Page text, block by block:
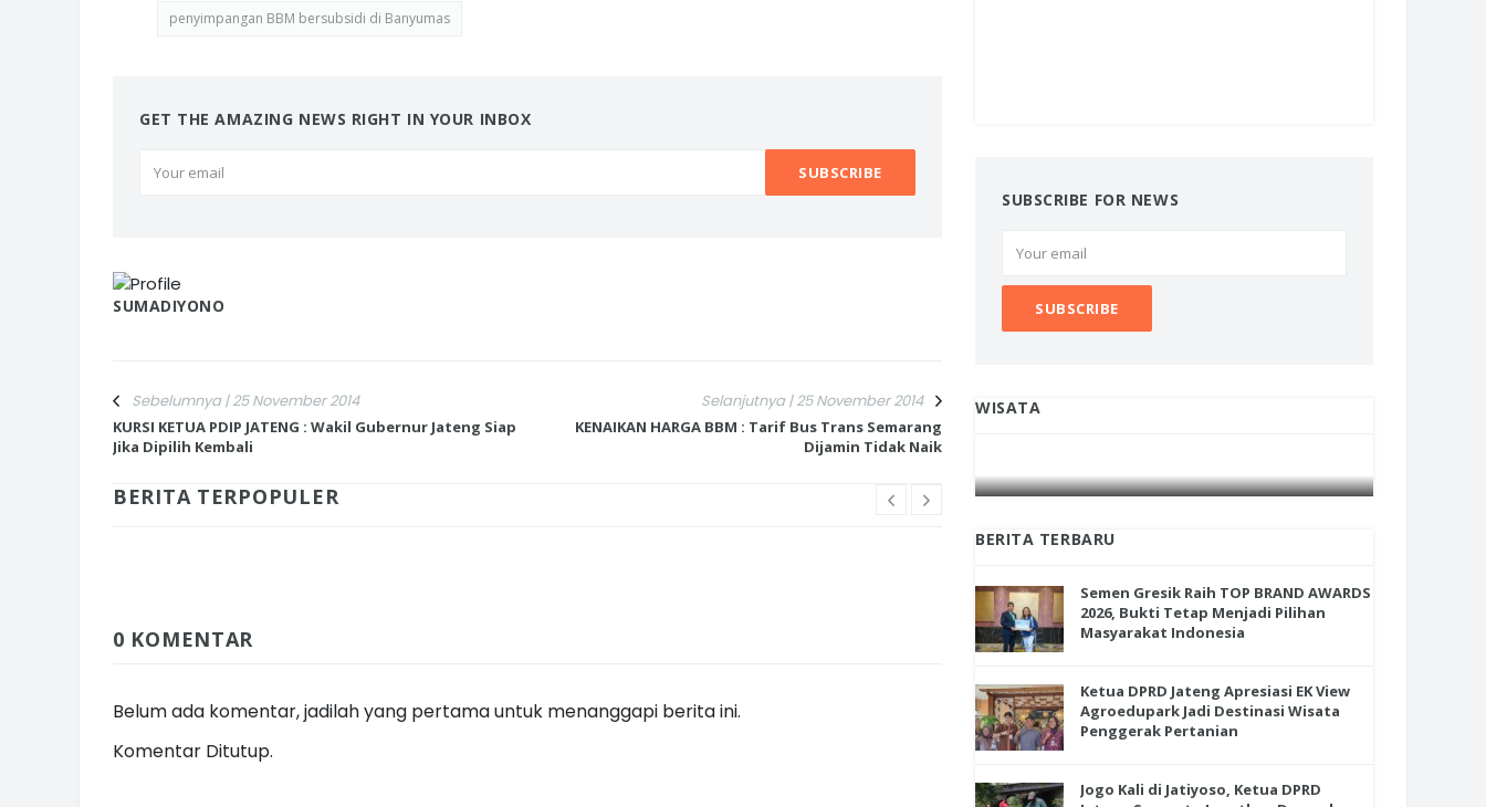
penyimpangan BBM bersubsidi di Banyumas
GET THE AMAZING NEWS RIGHT IN YOUR INBOX
SUMADIYONO
Sebelumnya | 25 November 2014
KURSI KETUA PDIP JATENG : Wakil Gubernur Jateng Siap
Jika Dipilih Kembali
Selanjutnya | 25 November 2014
KENAIKAN HARGA BBM : Tarif Bus Trans Semarang
Dijamin Tidak Naik
BERITA TERPOPULER
0 KOMENTAR
Belum ada komentar, jadilah yang pertama untuk menanggapi berita ini.
Komentar Ditutup.
SUBSCRIBE FOR NEWS
WISATA
INI CARA UMAT KRISTIANI SALATIGA
JAGA KERUKUNAN SAMBUT NATAL
INI CARA UMAT KRISTIANI SALATIGA
JAGA KERUKUNAN SAMBUT NATAL
BERITA TERBARU
Semen Gresik Raih TOP BRAND AWARDS
2026, Bukti Tetap Menjadi Pilihan
Masyarakat Indonesia
Ketua DPRD Jateng Apresiasi EK View
Agroedupark Jadi Destinasi Wisata
Penggerak Pertanian
Jogo Kali di Jatiyoso, Ketua DPRD